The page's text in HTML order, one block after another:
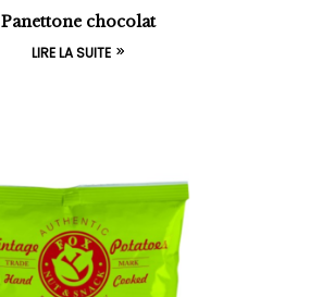
Panettone chocolat
LIRE LA SUITE